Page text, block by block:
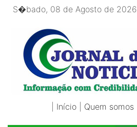
S�bado, 08 de Agosto de 2026
Início Quem somos